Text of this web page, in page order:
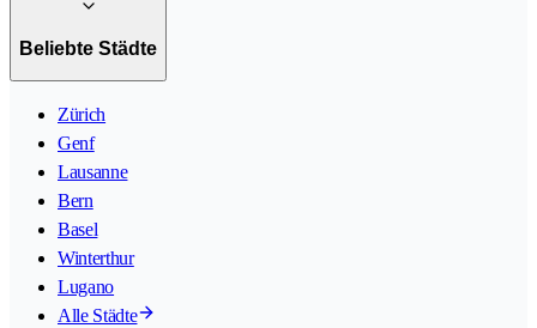
Beliebte Städte
Zürich
Genf
Lausanne
Bern
Basel
Winterthur
Lugano
Alle Städte